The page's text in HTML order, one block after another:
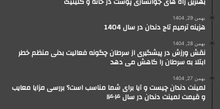
بهمن 29, 1404
هزینه ترمیم تاج دندان در سال 1404
بهمن 28, 1404
نقش ورزش در پیشگیری از سرطان چگونه فعالیت بدنی منظم خطر
ابتلا به سرطان را کاهش می دهد
بهمن 27, 1404
لمینت دندان چیست و آیا برای شما مناسب است؟ بررسی مزایا معایب
و قیمت لمینت دندان در سال ۱۴۰۴